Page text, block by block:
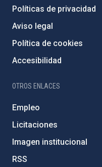
Políticas de privacidad
Aviso legal
Política de cookies
Accesibilidad
OTROS ENLACES
Empleo
Licitaciones
Imagen institucional
RSS